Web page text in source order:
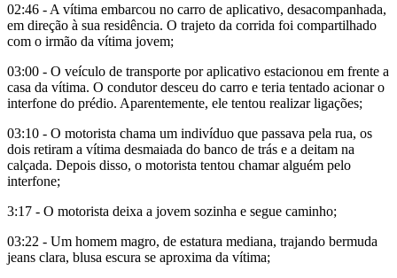
02:46 - A vítima embarcou no carro de aplicativo, desacompanhada,
em direção à sua residência. O trajeto da corrida foi compartilhado
com o irmão da vítima jovem;
03:00 - O veículo de transporte por aplicativo estacionou em frente a
casa da vítima. O condutor desceu do carro e teria tentado acionar o
interfone do prédio. Aparentemente, ele tentou realizar ligações;
03:10 - O motorista chama um indivíduo que passava pela rua, os
dois retiram a vítima desmaiada do banco de trás e a deitam na
calçada. Depois disso, o motorista tentou chamar alguém pelo
interfone;
3:17 - O motorista deixa a jovem sozinha e segue caminho;
03:22 - Um homem magro, de estatura mediana, trajando bermuda
jeans clara, blusa escura se aproxima da vítima;